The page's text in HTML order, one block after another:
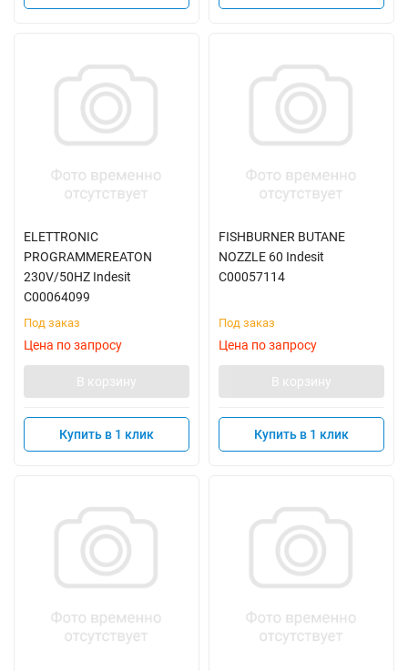
ELETTRONIC
PROGRAMMEREATON
230V/50HZ Indesit
C00064099
Под заказ
Цена по запросу
В корзину
Купить в 1 клик
FISHBURNER BUTANE
NOZZLE 60 Indesit
C00057114
Под заказ
Цена по запросу
В корзину
Купить в 1 клик